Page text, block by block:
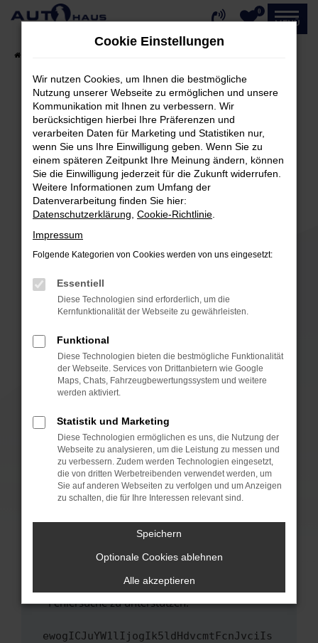
Zum
0
MENÜ
Fehler: Network Error
Beim Laden ist ein Fehler aufgetreten.
Hier sind ein paar Tipps, die dir helfen können:
Überprüfe deine Firewall und deine
Internetverbindung.
Laden andere Webseiten, zum Beispiel deine
Suchmaschine?
Prüfe deine Browsererweiterungen.
können das Laden bestimmter Seiten
verhindern. Funktioniert die Seite in einem
anderen Browser oder in einem privaten
Fenster?
Starte dein Gerät neu.
Das kann manchmal helfen, vorübergehende
Probleme zu beheben.
Betriebssystem auf dem neuesten Stand
sind.
Veraltete Software birgt nicht nur ein
Sicherheitsrisiko, sondern kann auch dazu
führen, dass bestimmte Funktionen nicht mehr
unterstützt werden.
Wende dich an den Webseitenbetreiber.
Wenn du alle oben genannten Schritte versucht
hast, kontaktiere uns bitte. Wir werden
uns diesen Text schicken, um uns bei der
Fehlersuche zu unterstützen:
ewogICJuYW1lIjogIk5ldHdvcmtFcnJvciIs
Cookie Einstellungen
Wir nutzen Cookies, um Ihnen die bestmögliche
Nutzung unserer Webseite zu ermöglichen und unsere
Kommunikation mit Ihnen zu verbessern. Wir
berücksichtigen hierbei Ihre Präferenzen und
verarbeiten Daten für Marketing und Statistiken nur,
wenn Sie uns Ihre Einwilligung geben. Wenn Sie zu
einem späteren Zeitpunkt Ihre Meinung ändern, können
Sie die Einwilligung jederzeit für die Zukunft widerrufen.
Weitere Informationen zum Umfang der
Datenverarbeitung finden Sie hier:
Datenschutzerklärung Cookie-Richtlinie
Impressum
Folgende Kategorien von Cookies werden von uns eingesetzt:
Essentiell
Diese Technologien sind erforderlich, um die
Kernfunktionalität der Webseite zu gewährleisten.
Funktional
Diese Technologien bieten die bestmögliche Funktionalität
der Webseite. Services von Drittanbietern wie Google
Maps, Chats, Fahrzeugbewertungssystem und weitere
werden aktiviert.
Statistik und Marketing
Diese Technologien ermöglichen es uns, die Nutzung der
Webseite zu analysieren, um die Leistung zu messen und
zu verbessern. Zudem werden Technologien eingesetzt,
die von dritten Werbetreibenden verwendet werden, um
Sie auf anderen Webseiten zu verfolgen und um Anzeigen
zu schalten, die für Ihre Interessen relevant sind.
Speichern
Optionale Cookies ablehnen
Alle akzeptieren